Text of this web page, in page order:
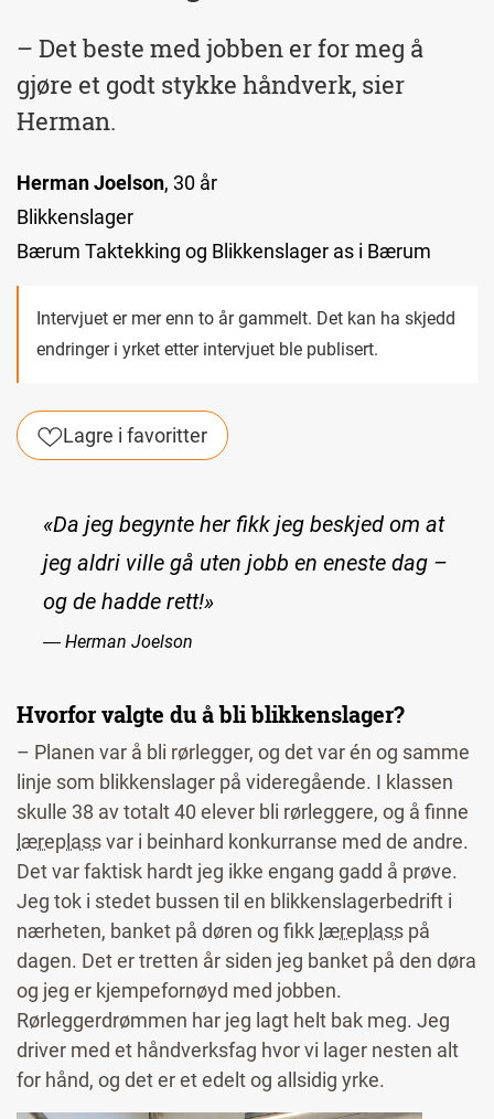
– Det beste med jobben er for meg å
gjøre et godt stykke håndverk, sier
Herman.
Herman Joelson, 30 år
Blikkenslager
Bærum Taktekking og Blikkenslager as i Bærum
Intervjuet er mer enn to år gammelt. Det kan ha skjedd
endringer i yrket etter intervjuet ble publisert.
Lagre i favoritter
«Da jeg begynte her fikk jeg beskjed om at
jeg aldri ville gå uten jobb en eneste dag –
og de hadde rett!»
― Herman Joelson
Hvorfor valgte du å bli blikkenslager?
– Planen var å bli rørlegger, og det var én og samme
linje som blikkenslager på videregående. I klassen
skulle 38 av totalt 40 elever bli rørleggere, og å finne
læreplassvar i beinhard konkurranse med de andre.
Det var faktisk hardt jeg ikke engang gadd å prøve.
Jeg tok i stedet bussen til en blikkenslagerbedrift i
nærheten, banket på døren og fikk læreplass på
dagen. Det er tretten år siden jeg banket på den døra
og jeg er kjempefornøyd med jobben.
Rørleggerdrømmen har jeg lagt helt bak meg. Jeg
driver med et håndverksfag hvor vi lager nesten alt
for hånd, og det er et edelt og allsidig yrke.